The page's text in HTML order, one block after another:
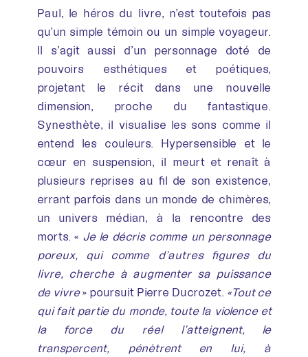
Paul, le héros du livre, n’est toutefois pas
qu’un simple témoin ou un simple voyageur.
Il s’agit aussi d’un personnage doté de
pouvoirs esthétiques et poétiques,
projetant le récit dans une nouvelle
dimension, proche du fantastique.
Synesthète, il visualise les sons comme il
entend les couleurs. Hypersensible et le
cœur en suspension, il meurt et renaît à
plusieurs reprises au fil de son existence,
errant parfois dans un monde de chimères,
un univers médian, à la rencontre des
morts. « Je le décris comme un personnage
poreux, qui comme d’autres figures du
livre, cherche à augmenter sa puissance
de vivre» poursuit Pierre Ducrozet. «Tout ce
qui fait partie du monde, toute la violence et
la force du réel l’atteignent, le
transpercent, pénètrent en lui, à